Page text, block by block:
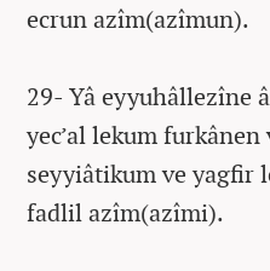
ecrun azîm(azîmun).
29- Yâ eyyuhâllezîne
yec’al lekum
seyyiâtikum ve yagfir
fadlil azîm(azîmi).